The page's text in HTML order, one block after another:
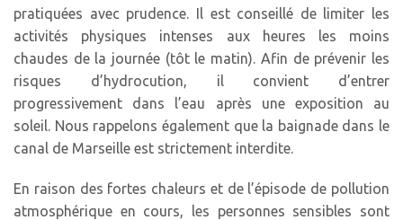
pratiquées avec prudence. Il est conseillé de limiter les
activités physiques intenses aux heures les moins
chaudes de la journée (tôt le matin). Afin de prévenir les
risques d’hydrocution, il convient d’entrer
progressivement dans l’eau après une exposition au
soleil. Nous rappelons également que la baignade dans le
canal de Marseille est strictement interdite.
En raison des fortes chaleurs et de l’épisode de pollution
atmosphérique en cours, les personnes sensibles sont